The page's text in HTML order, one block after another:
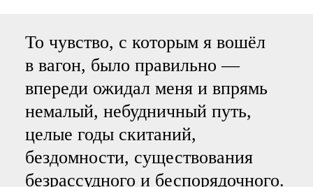
То чувство, с которым я вошёл
в вагон, было правильно —
впереди ожидал меня и впрямь
немалый, небудничный путь,
целые годы скитаний,
бездомности, существования
безрассудного и беспоря­дочного.